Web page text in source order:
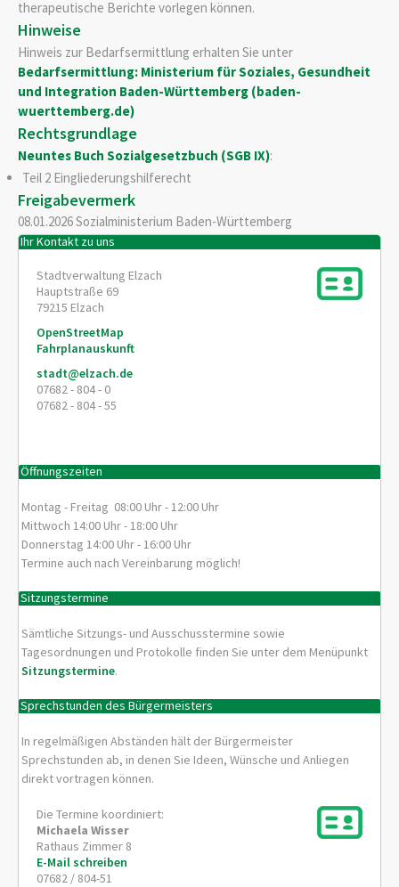
therapeutische Berichte vorlegen können.
Hinweise
Hinweis zur Bedarfsermittlung erhalten Sie unter
Bedarfsermittlung: Ministerium für Soziales, Gesundheit
und Integration Baden-Württemberg (baden-
wuerttemberg.de)
Rechtsgrundlage
Neuntes Buch Sozialgesetzbuch (SGB IX):
Teil 2 Eingliederungshilferecht
Freigabevermerk
08.01.2026 Sozialministerium Baden-Württemberg
Ihr Kontakt zu uns
Stadtverwaltung Elzach
Hauptstraße 69
79215 Elzach
OpenStreetMap
Fahrplanauskunft
stadt@elzach.de
07682 - 804 - 0
07682 - 804 - 55
Öffnungszeiten
Montag - Freitag 08:00 Uhr - 12:00 Uhr
Mittwoch 14:00 Uhr - 18:00 Uhr
Donnerstag 14:00 Uhr - 16:00 Uhr
Termine auch nach Vereinbarung möglich!
Sitzungstermine
Sämtliche Sitzungs- und Ausschusstermine sowie
Tagesordnungen und Protokolle finden Sie unter dem Menüpunkt
Sitzungstermine.
Sprechstunden des Bürgermeisters
In regelmäßigen Abständen hält der Bürgermeister
Sprechstunden ab, in denen Sie Ideen, Wünsche und Anliegen
direkt vortragen können.
Die Termine koordiniert:
Michaela Wisser
Rathaus Zimmer 8
E-Mail schreiben
07682 / 804-51